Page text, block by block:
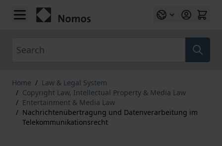
Skip to Content
Home / Law & Legal System
/ Copyright Law, Intellectual Property & Media Law
/ Entertainment & Media Law
/ Nachrichtenübertragung und Datenverarbeitung im
Telekommunikationsrecht